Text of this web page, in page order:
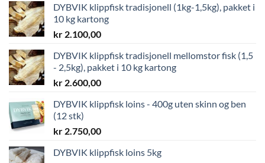
DYBVIK klippfisk tradisjonell (1kg-1,5kg), pakket i
10 kg kartong
kr 2.100,00
DYBVIK klippfisk tradisjonell mellomstor fisk (1,5
- 2,5kg), pakket i 10 kg kartong
kr 2.600,00
DYBVIK klippfisk loins - 400g uten skinn og ben
(12 stk)
kr 2.750,00
DYBVIK klippfisk loins 5kg